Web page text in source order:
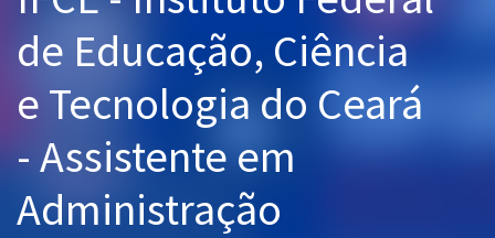
Pós
Graduação
OAB
Mentorias
de Educação, Ciência
e Tecnologia do Ceará
- Assistente em
Administração